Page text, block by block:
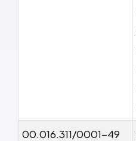
00.016.311/0001-49